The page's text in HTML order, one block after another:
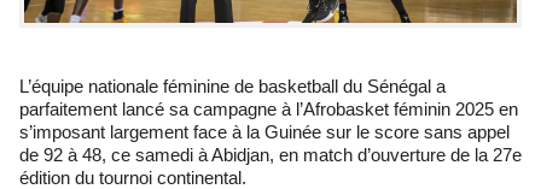
L’équipe nationale féminine de basketball du Sénégal a
parfaitement lancé sa campagne à l’Afrobasket féminin 2025 en
s’imposant largement face à la Guinée sur le score sans appel
de 92 à 48, ce samedi à Abidjan, en match d’ouverture de la 27e
édition du tournoi continental.